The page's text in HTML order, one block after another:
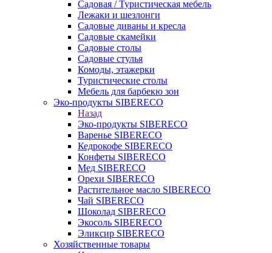
Садовая / Туристическая мебель
Лежаки и шезлонги
Садовые диваны и кресла
Садовые скамейки
Садовые столы
Садовые стулья
Комоды, этажерки
Туристические столы
Мебель для барбекю зон
Эко-продукты SIBERECO
Назад
Эко-продукты SIBERECO
Варенье SIBERECO
Кедрокофе SIBERECO
Конфеты SIBERECO
Мед SIBERECO
Орехи SIBERECO
Растительное масло SIBERECO
Чай SIBERECO
Шоколад SIBERECO
Экосоль SIBERECO
Эликсир SIBERECO
Хозяйственные товары